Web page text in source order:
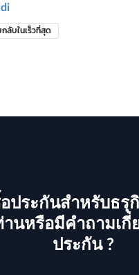
กลับในเร็วที่สุด
ประกันสำหรับธรุ
นหรือมีคำถามเกี่
ประกัน ?